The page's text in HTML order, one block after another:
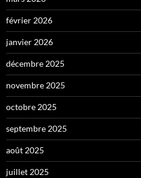
février 2026
janvier 2026
décembre 2025
novembre 2025
octobre 2025
septembre 2025
août 2025
juillet 2025